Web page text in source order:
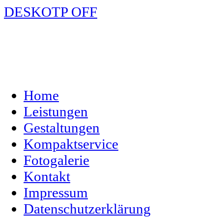
DESKOTP OFF
Home
Leistungen
Gestaltungen
Kompaktservice
Fotogalerie
Kontakt
Impressum
Datenschutzerklärung